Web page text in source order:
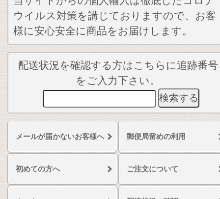
ウイルス対策を講じておりますので、お客
様に安心安全に商品をお届けします。
配送状況を確認する方はこちらに追跡番号
をご入力下さい。
メールが届かないお客様へ 郵便局留めの利用
初めての方へ ご注文について